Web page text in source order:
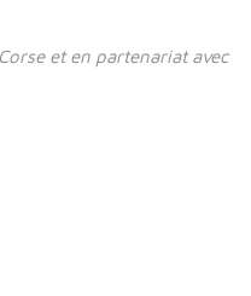
et en partenariat avec